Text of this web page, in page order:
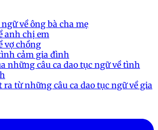
ngữ về ông bà cha mẹ
anh chị em
vợ chồng
cảm gia đình
những câu ca dao tục ngữ về tình
ra từ những câu ca dao tục ngữ về gia